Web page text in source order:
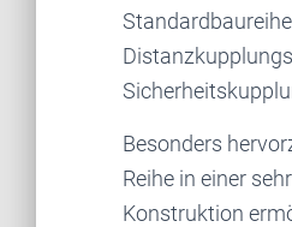
Besonders
Reihe in einer
Konstruktion